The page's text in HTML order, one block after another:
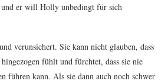
und er will Holly unbedingt für sich
verunsichert. Sie kann nicht glauben, dass
fühlt und fürchtet, dass sie nie
führen kann. Als sie dann auch noch schwer